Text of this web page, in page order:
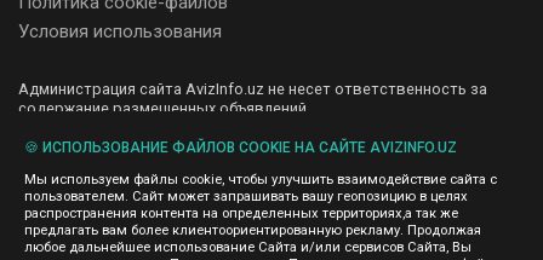
Условия использования
Администрация сайта AvizInfo.uz не несет ответственность за
содержание размещенных объявлений.
передаем и не продаем личную информацию зарегистрированных
правила конфиденциальности сайтов на которые ссылается
AvizInfo.uz. На некоторых страницах нашего сайта представлена
реклама Google Adsense Advertising Network. Чтобы узнать
подробней о правилах конфиденциальности Google нажмите тут
🍪 ИСПОЛЬЗОВАНИЕ ФАЙЛОВ COOKIE НА САЙТЕ AVIZINFO.UZ
Мы используем файлы cookie, чтобы улучшить взаимодействие сайта с
пользователем. Сайт может запрашивать вашу геопозицию в целях
распространения контента на определенных территориях,а так же
предлагать вам более клиентоориентированную рекламу. Продолжая
любое дальнейшее использование Сайта и/или сервисов Сайта, Вы